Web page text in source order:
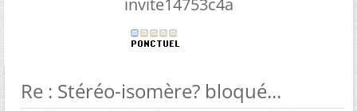
Re : Stéréo-isomère? bloqué...